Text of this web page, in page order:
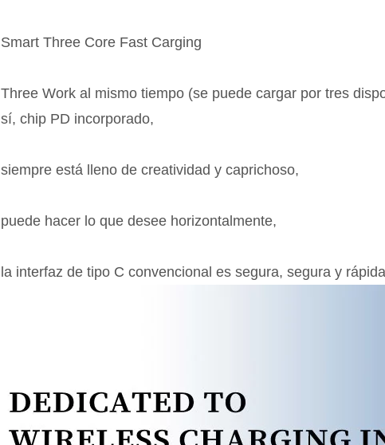
Smart Three Core Fast Carging
Three Work al mismo tiempo (se puede cargar por tres
sí, chip PD incorporado,
siempre está lleno de creatividad y caprichoso,
puede hacer lo que desee horizontalmente,
la interfaz de tipo C convencional es segura, segura y rápida